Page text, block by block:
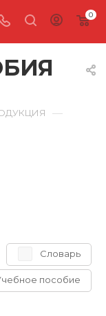
0
—
Словарь
пособие